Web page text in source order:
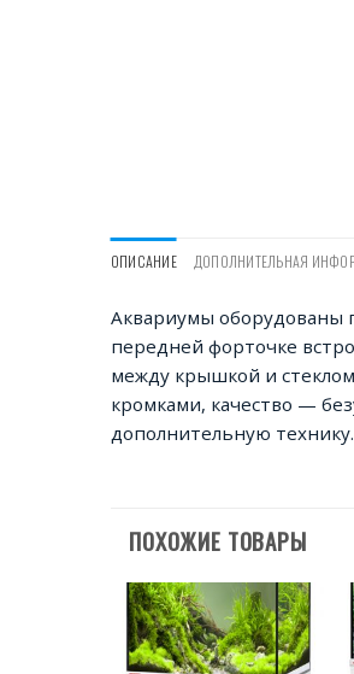
ОПИСАНИЕ ДОПОЛНИТЕЛЬНАЯ
Аквариумы оборудованы
передней форточке
между крышкой и
кромками, качество —
дополнительную
ПОХОЖИЕ ТОВАРЫ
В
избранное